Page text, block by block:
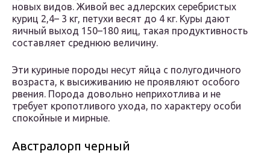
новых видов. Живой вес адлерских серебристых
куриц 2,4– 3 кг, петухи весят до 4 кг. Куры дают
яичный выход 150–180 яиц, такая продуктивность
составляет среднюю величину.
Эти куриные породы несут яйца с полугодичного
возраста, к высиживанию не проявляют особого
рвения. Порода довольно неприхотлива и не
требует кропотливого ухода, по характеру особи
спокойные и мирные.
Австралорп черный